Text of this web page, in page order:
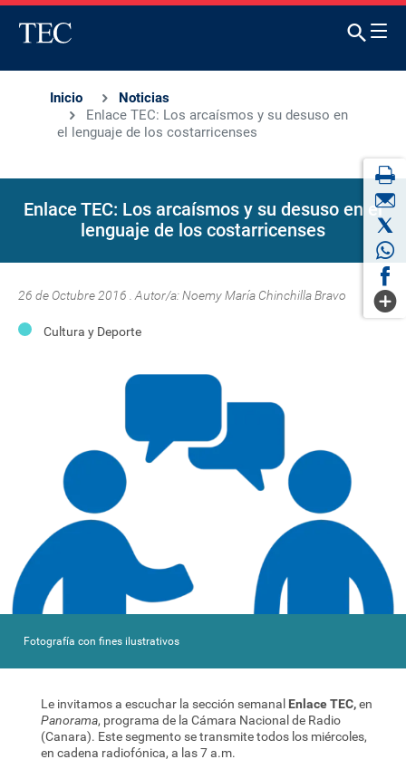
Inicio
Noticias
Enlace TEC: Los arcaísmos y su desuso en
el lenguaje de los costarricenses
Enlace TEC: Los arcaísmos y su desuso en el
lenguaje de los costarricenses
26 de Octubre 2016 . Autor/a:Noemy María Chinchilla Bravo
Cultura y Deporte
Fotografía con fines ilustrativos
Le invitamos a escuchar la sección semanal Enlace TEC,en
Panorama, programa de la Cámara Nacional de Radio
(Canara). Este segmento se transmite todos los miércoles,
en cadena radiofónica, a las 7 a.m.